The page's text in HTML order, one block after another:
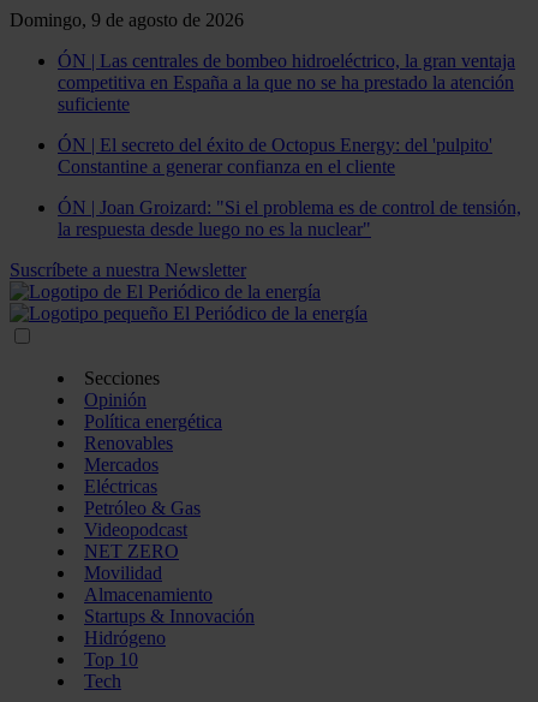
Domingo, 9 de agosto de 2026
ÓN | Las centrales de bombeo hidroeléctrico, la gran ventaja
competitiva en España a la que no se ha prestado la atención
suficiente
ÓN | El secreto del éxito de Octopus Energy: del 'pulpito'
Constantine a generar confianza en el cliente
ÓN | Joan Groizard: "Si el problema es de control de tensión,
la respuesta desde luego no es la nuclear"
Suscríbete a nuestra Newsletter
Secciones
Opinión
Política energética
Renovables
Mercados
Eléctricas
Petróleo & Gas
Videopodcast
NET ZERO
Movilidad
Almacenamiento
Startups & Innovación
Hidrógeno
Top 10
Tech